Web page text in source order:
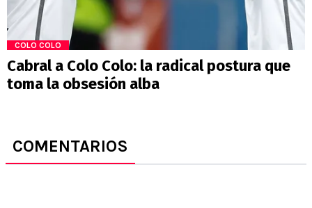
COLO COLO
Cabral a Colo Colo: la radical postura que
toma la obsesión alba
COMENTARIOS